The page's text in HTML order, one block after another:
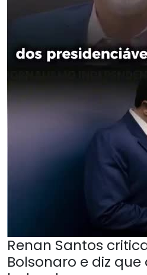
Renan Santos
Bolsonaro e diz que